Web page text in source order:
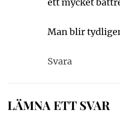
Man blir
Svara
LÄMNA ETT SVAR